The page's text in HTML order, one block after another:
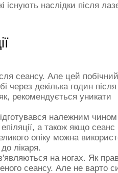
наслідки після
сеансу. Але цей
декілька годин після
рекомендується уникати
належним
а також якщо сеанс
опіку можна
лікаря.
з'являються на ногах. Як
сеансу. Але не варто